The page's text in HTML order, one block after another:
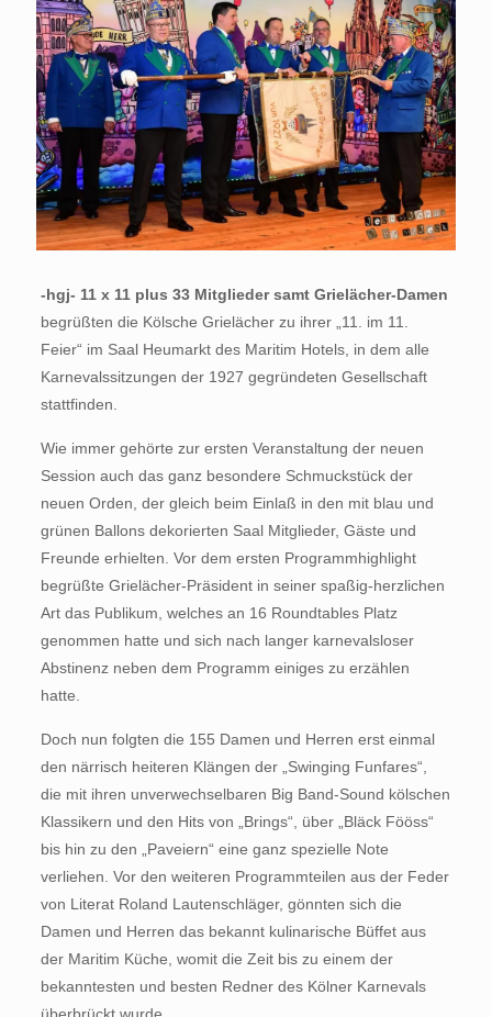
-hgj- 11 x 11 plus 33 Mitglieder samt Grielächer-Damen
begrüßten die Kölsche Grielächer zu ihrer „11. im 11.
Feier“ im Saal Heumarkt des Maritim Hotels, in dem alle
Karnevalssitzungen der 1927 gegründeten Gesellschaft
stattfinden.
Wie immer gehörte zur ersten Veranstaltung der neuen
Session auch das ganz besondere Schmuckstück der
neuen Orden, der gleich beim Einlaß in den mit blau und
grünen Ballons dekorierten Saal Mitglieder, Gäste und
Freunde erhielten. Vor dem ersten Programmhighlight
begrüßte Grielächer-Präsident in seiner spaßig-herzlichen
Art das Publikum, welches an 16 Roundtables Platz
genommen hatte und sich nach langer karnevalsloser
Abstinenz neben dem Programm einiges zu erzählen
hatte.
Doch nun folgten die 155 Damen und Herren erst einmal
den närrisch heiteren Klängen der „Swinging Funfares“,
die mit ihren unverwechselbaren Big Band-Sound kölschen
Klassikern und den Hits von „Brings“, über „Bläck Fööss“
bis hin zu den „Paveiern“ eine ganz spezielle Note
verliehen. Vor den weiteren Programmteilen aus der Feder
von Literat Roland Lautenschläger, gönnten sich die
Damen und Herren das bekannt kulinarische Büffet aus
der Maritim Küche, womit die Zeit bis zu einem der
bekanntesten und besten Redner des Kölner Karnevals